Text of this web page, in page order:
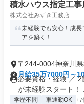
積水ハウス指定工事
株式会社みずき工務店
未経験でも安心！成長
アを築く！
〒244-0004神奈川
月給35万7000円～
必要資格・経験 ／
が未経験スタート！
学歴不問 車通勤OK +7